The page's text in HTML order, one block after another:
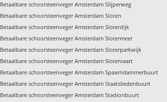
Betaalbare schoorsteenveger Amsterdam Slijperweg
Betaalbare schoorsteenveger Amsterdam Sloten
Betaalbare schoorsteenveger Amsterdam Sloterdijk
Betaalbare schoorsteenveger Amsterdam Slotermeer
Betaalbare schoorsteenveger Amsterdam Sloterparkwijk
Betaalbare schoorsteenveger Amsterdam Slotervaart
Betaalbare schoorsteenveger Amsterdam Spaarndammerbuurt
Betaalbare schoorsteenveger Amsterdam Staatsliedenbuurt
Betaalbare schoorsteenveger Amsterdam Stadionbuurt